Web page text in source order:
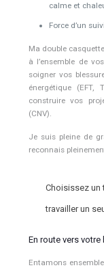
calme et
Force d’un
Ma double
à l’ensemble de
soigner vos
énergétique
construire vos
(CNV).
Je suis pleine de
reconnais
Choisissez un
travailler un
En route vers votre
Entamons